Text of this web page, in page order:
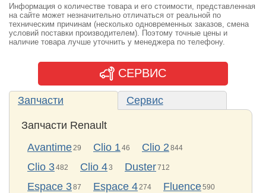
Информация о количестве товара и его стоимости, представленная
на сайте может незначительно отличаться от реальной по
техническим причинам (несколько одновременных заказов, смена
условий поставки производителем). Поэтому точные цены и
наличие товара лучше уточнить у менеджера по телефону.
СЕРВИС
Запчасти Сервис
Запчасти Renault
Avantime 29 Clio 1 46 Clio 2 844
Clio 3482 Clio 43 Duster712
Espace 387 Espace 4 274 Fluence590